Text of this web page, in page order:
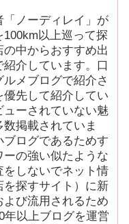
ノーディレイ」が
以上巡って探
の中からおすすめ出
介しています。口
メブログで紹介さ
先して紹介してい
ューされていない魅
掲載されていま
ログであるためす
ーの強い似たような
しないでネット情
探すサイト）に新
よび流用されるため
年以上ブログを運営